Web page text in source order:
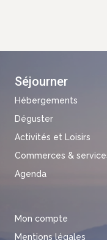
Séjourner
Hébergements
Déguster
Activités et Loisirs
Commerces &
Agenda
Mon compte
Mentions légales